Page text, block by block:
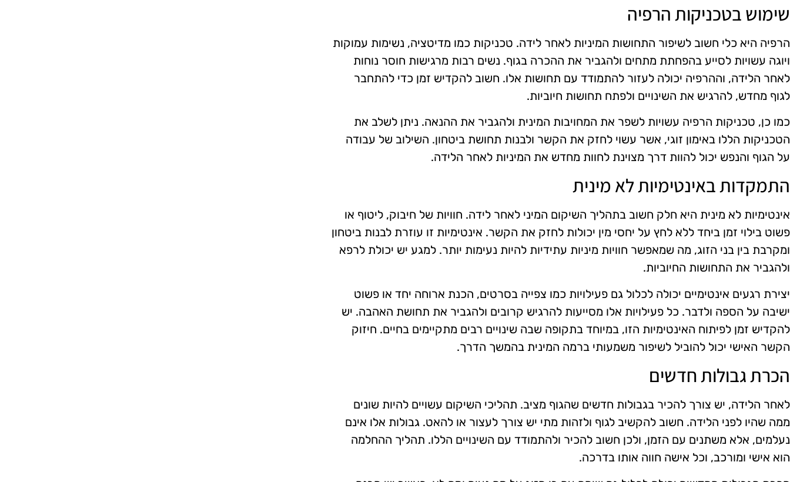
שימוש בטכניקות הרפיה
הרפיה היא כלי חשוב לשיפור התחושות המיניות לאחר לידה. טכניקות כמו מדיטציה, נשימות עמוקות
ויוגה עשויות לסייע בהפחתת מתחים ולהגביר את ההכרה בגוף. נשים רבות מרגישות חוסר נוחות
לאחר הלידה, וההרפיה יכולה לעזור להתמודד עם תחושות אלו. חשוב להקדיש זמן כדי להתחבר
לגוף מחדש, להרגיש את השינויים ולפתח תחושות חיוביות.
כמו כן, טכניקות הרפיה עשויות לשפר את המחויבות המינית ולהגביר את ההנאה. ניתן לשלב את
הטכניקות הללו באימון זוגי, אשר עשוי לחזק את הקשר ולבנות תחושת ביטחון. השילוב של עבודה
על הגוף והנפש יכול להוות דרך מצוינת לחוות מחדש את המיניות לאחר הלידה.
התמקדות באינטימיות לא מינית
אינטימיות לא מינית היא חלק חשוב בתהליך השיקום המיני לאחר לידה. חוויות של חיבוק, ליטוף או
פשוט בילוי זמן ביחד ללא לחץ על יחסי מין יכולות לחזק את הקשר. אינטימיות זו עוזרת לבנות ביטחון
ומקרבת בין בני הזוג, מה שמאפשר חוויות מיניות עתידיות להיות נעימות יותר. למגע יש יכולת לרפא
ולהגביר את התחושות החיוביות.
יצירת רגעים אינטימיים יכולה לכלול גם פעילויות כמו צפייה בסרטים, הכנת ארוחה יחד או פשוט
ישיבה על הספה ולדבר. כל פעילויות אלו מסייעות להרגיש קרובים ולהגביר את תחושת האהבה. יש
להקדיש זמן לפיתוח האינטימיות הזו, במיוחד בתקופה שבה שינויים רבים מתקיימים בחיים. חיזוק
הקשר האישי יכול להוביל לשיפור משמעותי ברמה המינית בהמשך הדרך.
הכרת גבולות חדשים
לאחר הלידה, יש צורך להכיר בגבולות חדשים שהגוף מציב. תהליכי השיקום עשויים להיות שונים
ממה שהיו לפני הלידה. חשוב להקשיב לגוף ולזהות מתי יש צורך לעצור או להאט. גבולות אלו אינם
נעלמים, אלא משתנים עם הזמן, ולכן חשוב להכיר ולהתמודד עם השינויים הללו. תהליך ההחלמה
הוא אישי ומורכב, וכל אישה חווה אותו בדרכה.